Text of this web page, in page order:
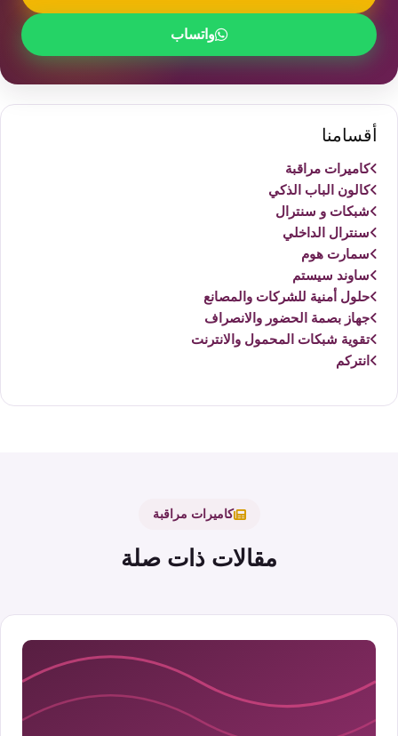
واتساب
أقسامنا
كاميرات مراقبة
كالون الباب الذكي
شبكات و سنترال
سنترال الداخلي
سمارت هوم
ساوند سيستم
حلول أمنية للشركات والمصانع
جهاز بصمة الحضور والانصراف
تقوية شبكات المحمول والانترنت
انتركم
كاميرات مراقبة
مقالات ذات صلة